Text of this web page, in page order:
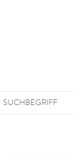
SUCHBEGRIFF